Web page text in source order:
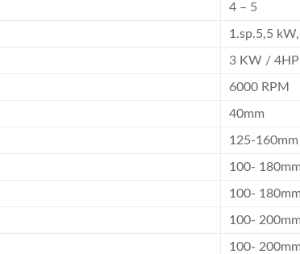
4 – 5
1.sp.5,5
3 KW / 4HP
6000 RPM
40mm
125-160mm
100-
100-
100-
100-